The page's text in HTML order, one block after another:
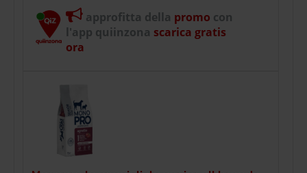
approfitta della promo con
l'app quiinzona scarica gratis
ora